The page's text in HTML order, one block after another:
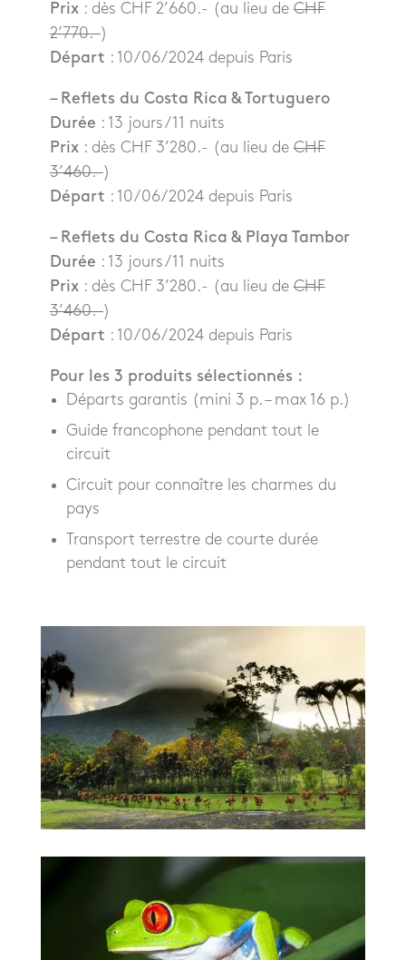
Prix: dès CHF 2’660.- (au lieu deCHF
2’770.-)
Départ : 10/06/2024 depuis Paris
– Reflets du Costa Rica & Tortuguero
Durée : 13 jours / 11 nuits
Prix: dès CHF 3’280.- (au lieu deCHF
3’460.-)
Départ : 10/06/2024 depuis Paris
– Reflets du Costa Rica & Playa Tambor
Durée : 13 jours / 11 nuits
Prix: dès CHF 3’280.- (au lieu deCHF
3’460.-)
Départ : 10/06/2024 depuis Paris
Pour les 3 produits sélectionnés :
Départs garantis (mini 3 p. – max 16 p.)
Guide francophone pendant tout le
circuit
Circuit pour connaître les charmes du
pays
Transport terrestre de courte durée
pendant tout le circuit